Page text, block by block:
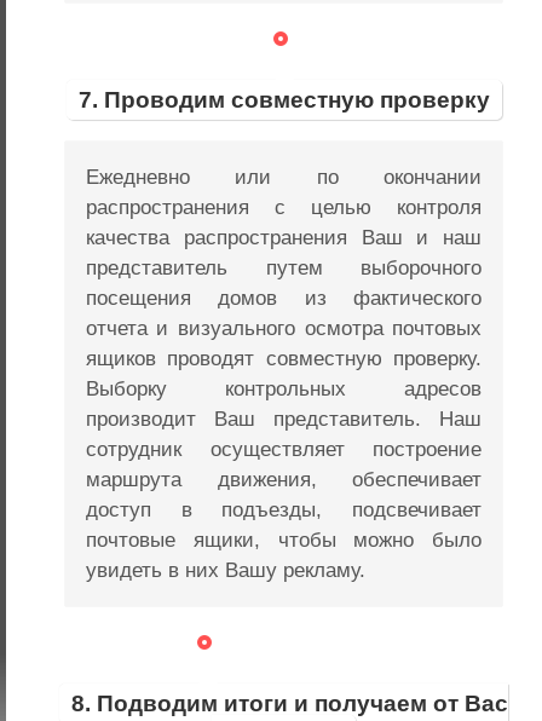
7. Проводим совместную проверку
Ежедневно или по окончании
распространения с целью контроля
качества распространения Ваш и наш
представитель путем выборочного
посещения домов из фактического
отчета и визуального осмотра почтовых
ящиков проводят совместную проверку.
Выборку контрольных адресов
производит Ваш представитель. Наш
сотрудник осуществляет построение
маршрута движения, обеспечивает
доступ в подъезды, подсвечивает
почтовые ящики, чтобы можно было
увидеть в них Вашу рекламу.
8. Подводим итоги и получаем от Вас